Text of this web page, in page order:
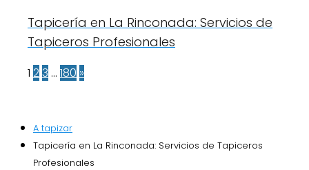
Tapicería en La Rinconada: Servicios de
Tapiceros Profesionales
1 23 … 180 »
A tapizar
Tapicería en La Rinconada: Servicios de Tapiceros
Profesionales